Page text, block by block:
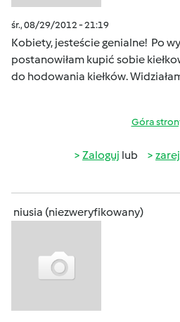
śr., 08/29/2012 - 21:19
Kobiety, jesteście genialne! Po
postanowiłam kupić sobie
do hodowania kiełków.
Góra
Zaloguj lub
niusia (niezweryfikowany)